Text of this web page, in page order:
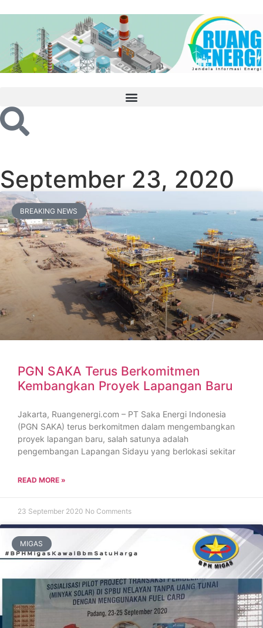
September 23, 2020
BREAKING NEWS
PGN SAKA Terus Berkomitmen
Kembangkan Proyek Lapangan Baru
Jakarta, Ruangenergi.com – PT Saka Energi Indonesia
(PGN SAKA) terus berkomitmen dalam mengembangkan
proyek lapangan baru, salah satunya adalah
pengembangan Lapangan Sidayu yang berlokasi sekitar
READ MORE »
23 September 2020 No Comments
MIGAS